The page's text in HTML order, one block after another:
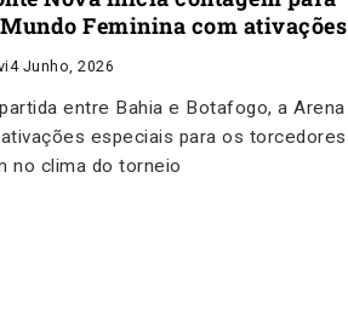
Feminina com ativações
4 Junho, 2026
entre Bahia e Botafogo, a Arena
especiais para os torcedores
no clima do torneio